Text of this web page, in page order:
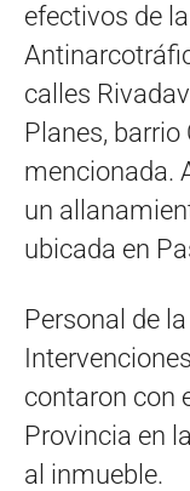
efectivos de
calles
Planes,
mencionada.
un
ubicada en
Personal de
contaron con
Provincia en
al inmueble.